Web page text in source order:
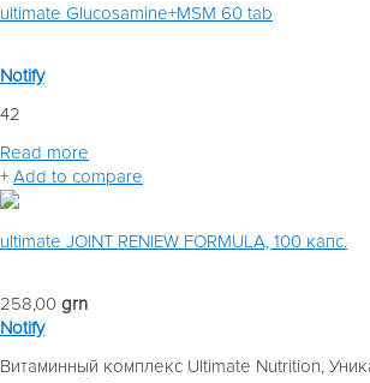
ultimate Glucosamine+MSM 60 tab
Notify
42
Read more
+ Add to compare
ultimate JOINT RENIEW FORMULA, 100 капс.
258,00 grn
Notify
Витаминный комплекс Ultimate Nutrition,